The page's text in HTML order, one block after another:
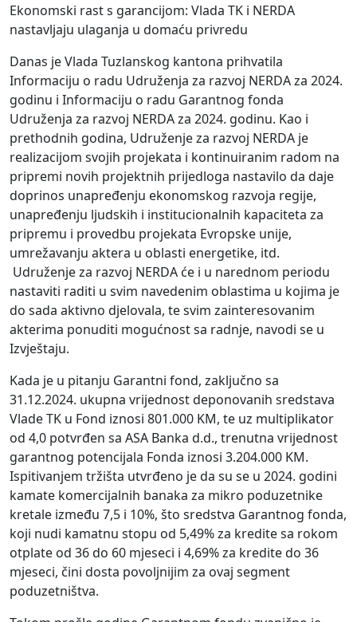
Ekonomski rast s garancijom: Vlada TK i NERDA
nastavljaju ulaganja u domaću privredu
Danas je Vlada Tuzlanskog kantona prihvatila
Informaciju o radu Udruženja za razvoj NERDA za 2024.
godinu i Informaciju o radu Garantnog fonda
Udruženja za razvoj NERDA za 2024. godinu. Kao i
prethodnih godina, Udruženje za razvoj NERDA je
realizacijom svojih projekata i kontinuiranim radom na
pripremi novih projektnih prijedloga nastavilo da daje
doprinos unapređenju ekonomskog razvoja regije,
unapređenju ljudskih i institucionalnih kapaciteta za
pripremu i provedbu projekata Evropske unije,
umrežavanju aktera u oblasti energetike, itd.
Udruženje za razvoj NERDA će i u narednom periodu
nastaviti raditi u svim navedenim oblastima u kojima je
do sada aktivno djelovala, te svim zainteresovanim
akterima ponuditi mogućnost sa radnje, navodi se u
Izvještaju.
Kada je u pitanju Garantni fond, zaključno sa
31.12.2024. ukupna vrijednost deponovanih sredstava
Vlade TK u Fond iznosi 801.000 KM, te uz multiplikator
od 4,0 potvrđen sa ASA Banka d.d., trenutna vrijednost
garantnog potencijala Fonda iznosi 3.204.000 KM.
Ispitivanjem tržišta utvrđeno je da su se u 2024. godini
kamate komercijalnih banaka za mikro poduzetnike
kretale između 7,5 i 10%, što sredstva Garantnog fonda,
koji nudi kamatnu stopu od 5,49% za kredite sa rokom
otplate od 36 do 60 mjeseci i 4,69% za kredite do 36
mjeseci, čini dosta povoljnijim za ovaj segment
poduzetništva.